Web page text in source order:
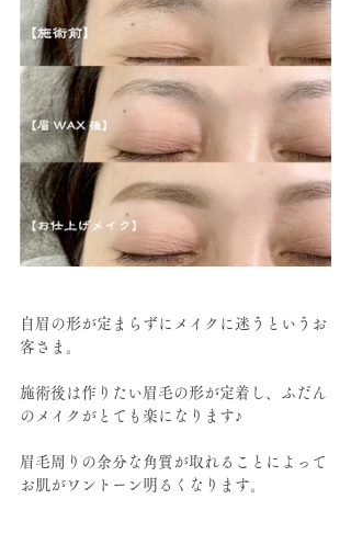
自眉の形が定まらずにメイクに迷うというお
客さま。
施術後は作りたい眉毛の形が定着し、ふだん
のメイクがとても楽になります♪
眉毛周りの余分な角質が取れることによって
お肌がワントーン明るくなります。